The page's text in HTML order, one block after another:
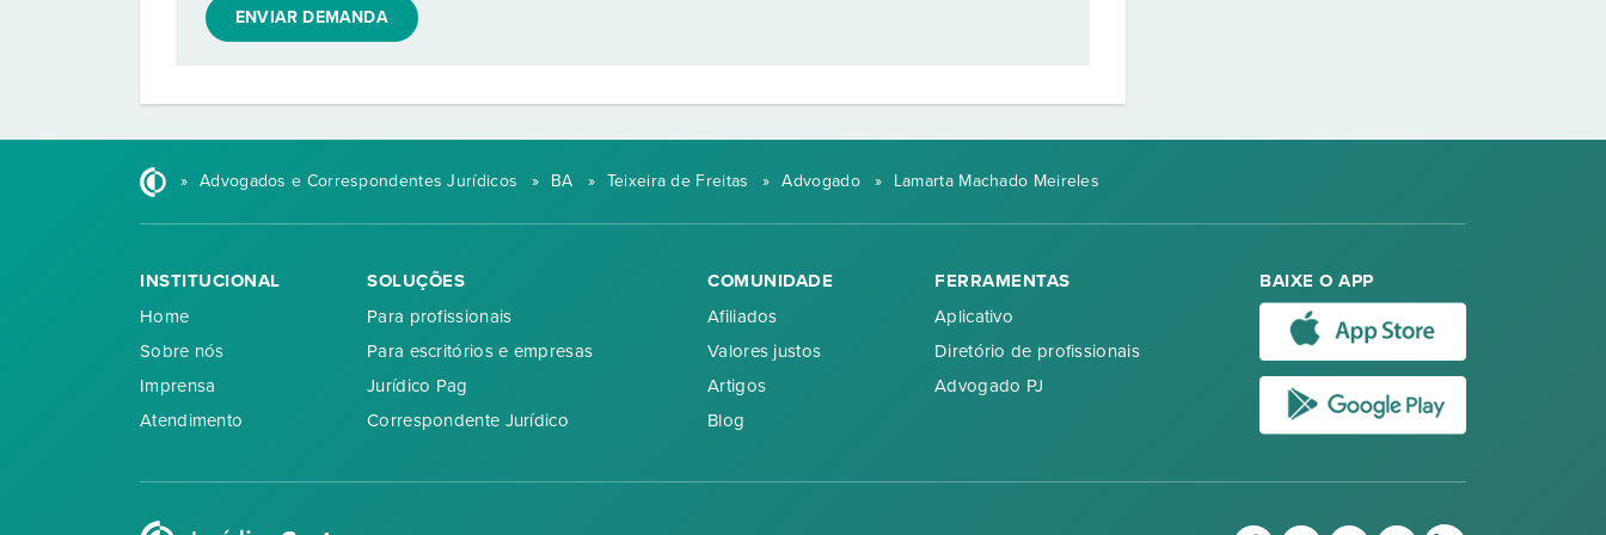
ENVIAR DEMANDA
» Advogados e Correspondentes Jurídicos » BA » Teixeira de Freitas » Advogado » Lamarta Machado Meireles
INSTITUCIONAL
Home
Sobre nós
Imprensa
Atendimento
SOLUÇÕES
Para profissionais
Para escritórios e empresas
Jurídico Pag
Correspondente Jurídico
COMUNIDADE
Afiliados
Valores justos
Artigos
Blog
FERRAMENTAS
Aplicativo
Diretório de profissionais
Advogado PJ
BAIXE O APP